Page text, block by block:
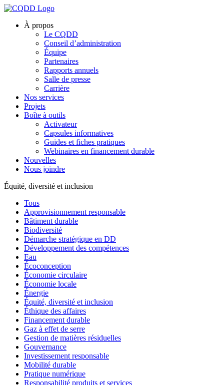
À propos
Le CQDD
Conseil d’administration
Équipe
Partenaires
Rapports annuels
Salle de presse
Carrière
Nos services
Projets
Boîte à outils
Activateur
Capsules informatives
Guides et fiches pratiques
Webinaires en financement durable
Nouvelles
Nous joindre
Équité, diversité et inclusion
Tous
Approvisionnement responsable
Bâtiment durable
Biodiversité
Démarche stratégique en DD
Développement des compétences
Eau
Écoconception
Économie circulaire
Économie locale
Énergie
Équité, diversité et inclusion
Éthique des affaires
Financement durable
Gaz à effet de serre
Gestion de matières résiduelles
Gouvernance
Investissement responsable
Mobilité durable
Pratique numérique
Responsabilité produits et services